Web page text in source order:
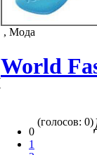
, Мода
World
0
1
(голосов: 0)